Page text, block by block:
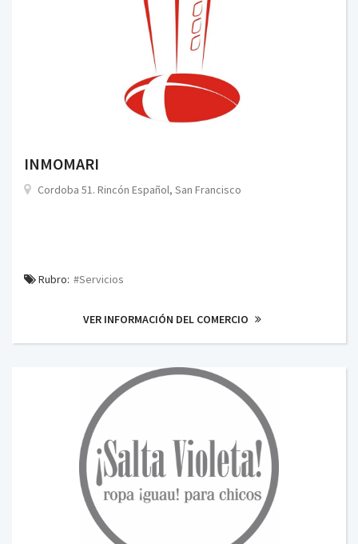
INMOMARI
Cordoba 51. Rincón Español, San Francisco
Rubro: #Servicios
VER INFORMACIÓN DEL COMERCIO